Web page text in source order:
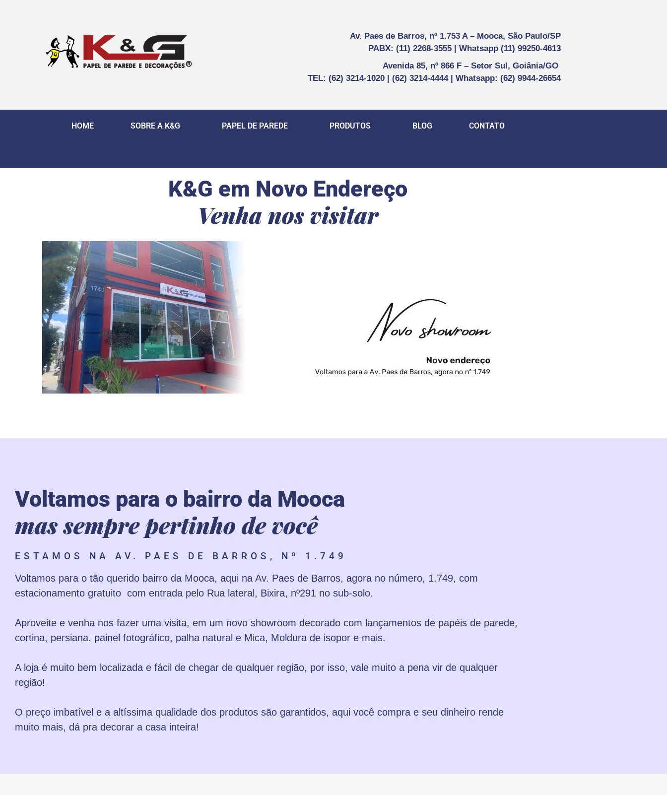
Av. Paes de Barros, nº 1.753 A – Mooca, São Paulo/SP
PABX: (11) 2268-3555 | Whatsapp (11) 99250-4613
Avenida 85, nº 866 F – Setor Sul, Goiânia/GO
TEL: (62) 3214-1020 | (62) 3214-4444 | Whatsapp: (62) 9944-26654
HOME SOBRE A K&G PAPEL DE PAREDE PRODUTOS BLOG CONTATO
K&G em Novo Endereço
Venha nos visitar
Voltamos para o bairro da Mooca
mas sempre pertinho de você
ESTAMOS NA AV. PAES DE BARROS, Nº 1.749
Voltamos para o tão querido bairro da Mooca, aqui na Av. Paes de Barros, agora no número, 1.749, com
estacionamento gratuito com entrada pelo Rua lateral, Bixira, nº291 no sub-solo.
Aproveite e venha nos fazer uma visita, em um novo showroom decorado com lançamentos de papéis de parede,
cortina, persiana. painel fotográfico, palha natural e Mica, Moldura de isopor e mais.
A loja é muito bem localizada e fácil de chegar de qualquer região, por isso, vale muito a pena vir de qualquer
região!
O preço imbatível e a altíssima qualidade dos produtos são garantidos, aqui você compra e seu dinheiro rende
muito mais, dá pra decorar a casa inteira!